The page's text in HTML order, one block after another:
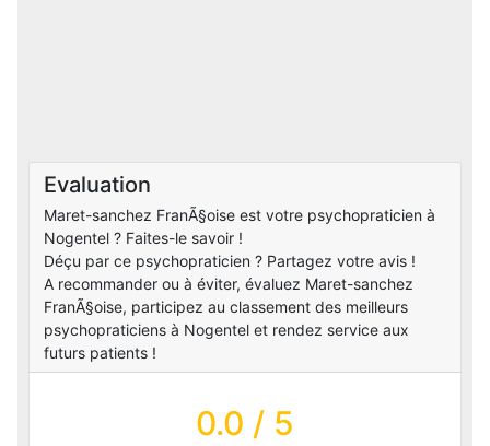
Evaluation
Maret-sanchez FranÃ§oise est votre psychopraticien à
Nogentel ? Faites-le savoir !
Déçu par ce psychopraticien ? Partagez votre avis !
A recommander ou à éviter, évaluez Maret-sanchez
FranÃ§oise, participez au classement des meilleurs
psychopraticiens à Nogentel et rendez service aux
futurs patients !
0.0 / 5